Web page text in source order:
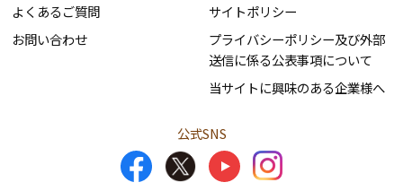
よくあるご質問
お問い合わせ
サイトポリシー
プライバシーポリシー及び外部
送信に係る公表事項について
当サイトに興味のある企業様へ
公式SNS